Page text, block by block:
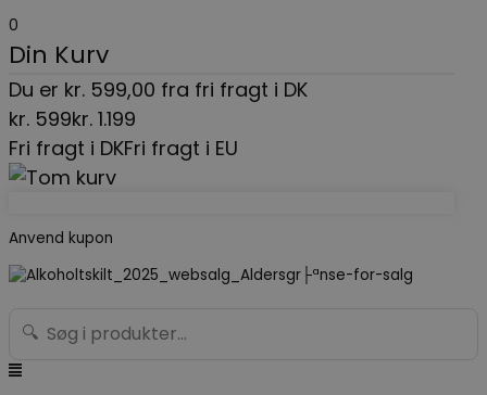
0
Din Kurv
Du er kr. 599,00 fra fri fragt i DK
kr. 599kr. 1.199
Fri fragt i DKFri fragt i EU
Anvend kupon
til
indholdet
🔍